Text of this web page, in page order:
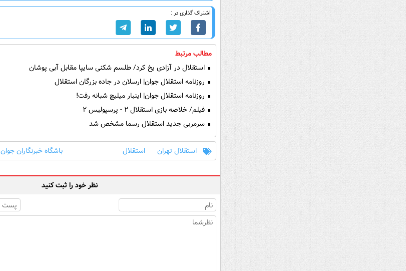
اشتراک گذاری در :
مطالب مرتبط
استقلال در آزادی یخ کرد/ طلسم شکنی سایپا مقابل آبی پوشان
روزنامه استقلال جوان| ارسلان در جاده بزرگان استقلال
روزنامه استقلال جوان| اینبار میلیچ شبانه رفت!
فیلم/ خلاصه بازی استقلال ۲ - پرسپولیس ۲
سرمربی جدید استقلال رسما مشخص شد
استقلال تهران استقلال باشگاه خبرنگاران جوان
نظر خود را ثبت کنید